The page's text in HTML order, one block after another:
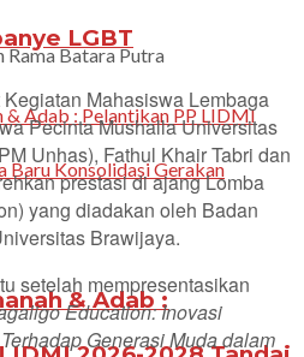
LGBT
& Adab :
Rama Batara Putra
Mahasiswa Lembaga
Pecinta Mushalla Universitas
Unhas), Fathul Khair Tabri dan
prestasi di ajang Lomba
yang diadakan oleh Badan
Brawijaya.
setelah mempresentasikan
Education: Inovasi
Generasi Muda dalam